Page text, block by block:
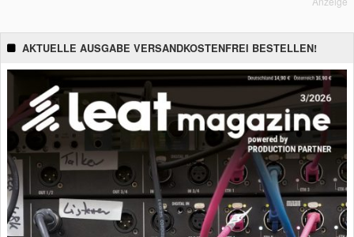
AKTUELLE AUSGABE VERSANDKOSTENFREI BESTELLEN!